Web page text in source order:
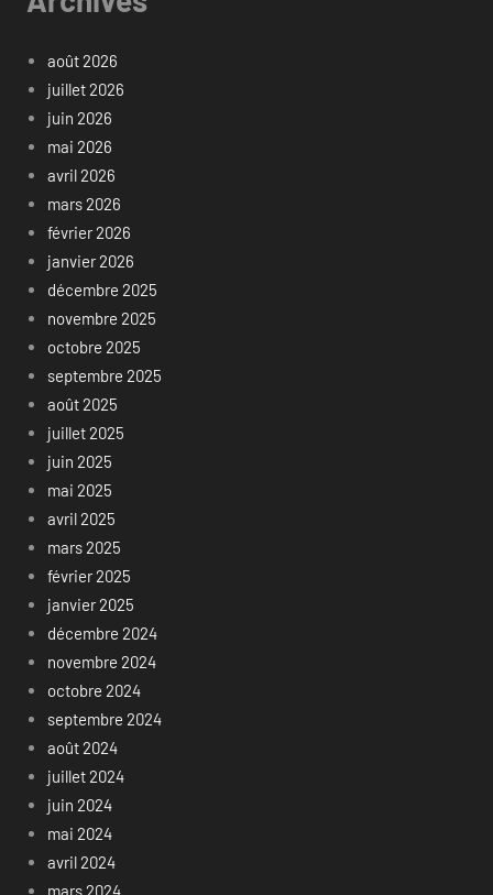
août 2026
juillet 2026
juin 2026
mai 2026
avril 2026
mars 2026
février 2026
janvier 2026
décembre 2025
novembre 2025
octobre 2025
septembre 2025
août 2025
juillet 2025
juin 2025
mai 2025
avril 2025
mars 2025
février 2025
janvier 2025
décembre 2024
novembre 2024
octobre 2024
septembre 2024
août 2024
juillet 2024
juin 2024
mai 2024
avril 2024
mars 2024